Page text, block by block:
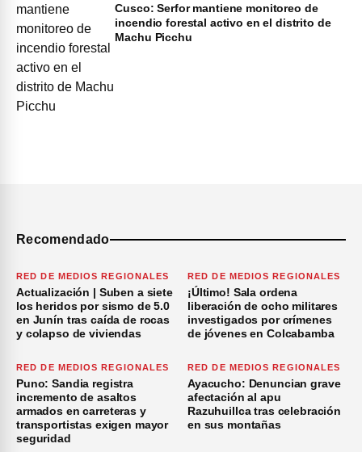
Cusco: Serfor mantiene monitoreo de
incendio forestal activo en el distrito de
Machu Picchu
Recomendado
RED DE MEDIOS REGIONALES
Actualización | Suben a siete
los heridos por sismo de 5.0
en Junín tras caída de rocas
y colapso de viviendas
RED DE MEDIOS REGIONALES
¡Último! Sala ordena
liberación de ocho militares
investigados por crímenes
de jóvenes en Colcabamba
RED DE MEDIOS REGIONALES
Puno: Sandia registra
incremento de asaltos
armados en carreteras y
transportistas exigen mayor
seguridad
RED DE MEDIOS REGIONALES
Ayacucho: Denuncian grave
afectación al apu
Razuhuillca tras celebración
en sus montañas